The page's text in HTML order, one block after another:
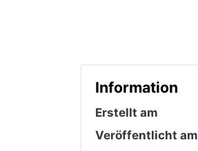
Information
Erstellt am
Veröffentlicht am